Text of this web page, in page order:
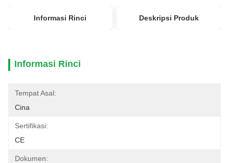
Informasi Rinci Deskripsi Produk
Informasi Rinci
Tempat Asal:
Cina
Sertifikasi:
CE
Dokumen: